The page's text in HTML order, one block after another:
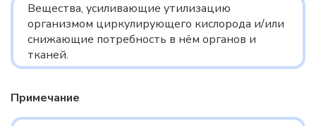
Вещества, усиливающие утилизацию
организмом циркулирующего кислорода и/или
снижающие потребность в нём органов и
тканей.
Примечание